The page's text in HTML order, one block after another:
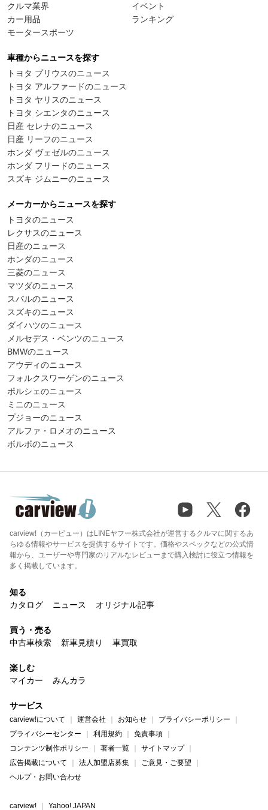
クルマ業界
カー用品
モータースポーツ
イベント
ランキング
車種からニュースを探す
トヨタ プリウスのニュース
トヨタ アルファードのニュース
トヨタ ヤリスのニュース
トヨタ シエンタのニュース
日産 セレナのニュース
日産 リーフのニュース
ホンダ ヴェゼルのニュース
ホンダ フリードのニュース
スズキ ジムニーのニュース
メーカーからニュースを探す
トヨタのニュース
レクサスのニュース
日産のニュース
ホンダのニュース
三菱のニュース
マツダのニュース
スバルのニュース
スズキのニュース
ダイハツのニュース
メルセデス・ベンツのニュース
BMWのニュース
アウディのニュース
フォルクスワーゲンのニュース
ポルシェのニュース
ミニのニュース
プジョーのニュース
アルファ・ロメオのニュース
ボルボのニュース
carview!（カービュー）はLINEヤフー株式会社が運営するクルマに関するあ
らゆる情報やサービスを提供するサイトです。価格やスペックなどの公式情
報から、ユーザーや専門家のリアルなレビューまで購入検討に役立つ情報を
多く掲載しています。
知る
カタログ
ニュース オリジナル記事
買う・売る
中古車検索
新車見積り 車買取
楽しむ
マイカー
みんカラ
サービス
carview!について 運営会社 お知らせ
プライバシーポリシー
プライバシーセンター
利用規約
免責事項
コンテンツ制作ポリシー
著者一覧
サイトマップ
広告掲載について
法人加盟店募集
ご意見・ご要望
ヘルプ・お問い合わせ
carview! Yahoo! JAPAN